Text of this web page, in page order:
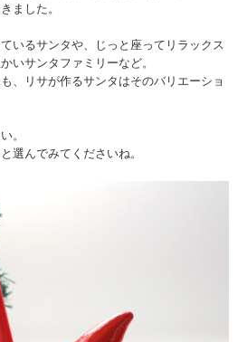
ました。
いるサンタや、じっと座ってリラックス
いサンタファミリーなど。
、リサが作るサンタはそのバリエーショ
。
選んでみてくださいね。